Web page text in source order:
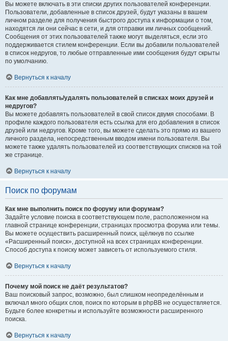
Вы можете включать в эти списки других пользователей конференции.
Пользователи, добавленные в список друзей, будут указаны в вашем
личном разделе для получения быстрого доступа к информации о том,
находятся ли они сейчас в сети, и для отправки им личных сообщений.
Сообщения от этих пользователей также могут выделяться, если это
поддерживается стилем конференции. Если вы добавили пользователей
в список недругов, то любые отправленные ими сообщения будут скрыты
по умолчанию.
Вернуться к началу
Как мне добавлять/удалять пользователей в списках моих друзей и
недругов?
Вы можете добавлять пользователей в свой список двумя способами. В
профиле каждого пользователя есть ссылка для его добавления в список
друзей или недругов. Кроме того, вы можете сделать это прямо из вашего
личного раздела, непосредственным вводом имени пользователя. Вы
можете также удалять пользователей из соответствующих списков на той
же странице.
Вернуться к началу
Поиск по форумам
Как мне выполнить поиск по форуму или форумам?
Задайте условие поиска в соответствующем поле, расположенном на
главной странице конференции, страницах просмотра форума или темы.
Вы можете осуществить расширенный поиск, щёлкнув по ссылке
«Расширенный поиск», доступной на всех страницах конференции.
Способ доступа к поиску может зависеть от используемого стиля.
Вернуться к началу
Почему мой поиск не даёт результатов?
Ваш поисковый запрос, возможно, был слишком неопределённым и
включал много общих слов, поиск по которым в phpBB не осуществляется.
Будьте более конкретны и используйте возможности расширенного
поиска.
Вернуться к началу